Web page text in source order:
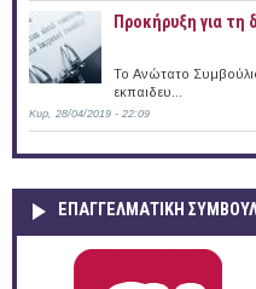
Προκήρυξη για τη
Το Ανώτατο
εκπαιδευ...
Κυρ, 28/04/2019 - 22:09
ΕΠΑΓΓΕΛΜΑΤΙΚΉ